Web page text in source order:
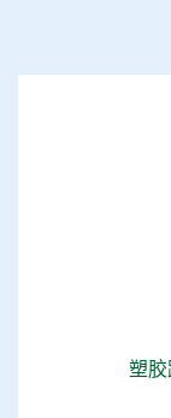
塑